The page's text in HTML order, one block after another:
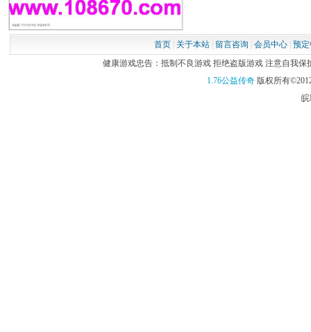
首页| 关于本站| 留言咨询 会员中心| 预
健康游戏忠告：抵制不良游戏 拒绝盗版游戏 注意自我保
1.76公益传奇版权所有
皖